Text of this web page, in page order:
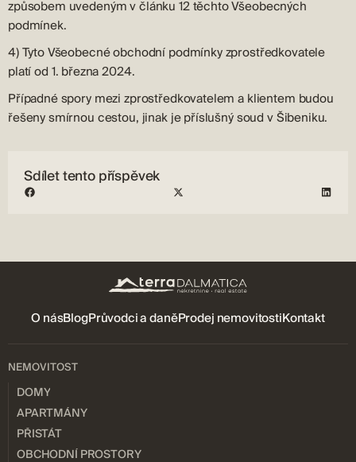
způsobem uvedeným v článku 12 těchto Všeobecných
podmínek.
4) Tyto Všeobecné obchodní podmínky zprostředkovatele
platí od 1. března 2024.
Případné spory mezi zprostředkovatelem a klientem budou
řešeny smírnou cestou, jinak je příslušný soud v Šibeniku.
Sdílet tento příspěvek
O násBlogPrůvodci a daněProdej nemovitostiKontakt
NEMOVITOST
DOMY
APARTMÁNY
PŘISTÁT
OBCHODNÍ PROSTORY